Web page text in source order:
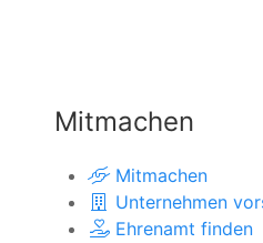
Mitmachen
Mitmachen
Unternehmen
Ehrenamt finden